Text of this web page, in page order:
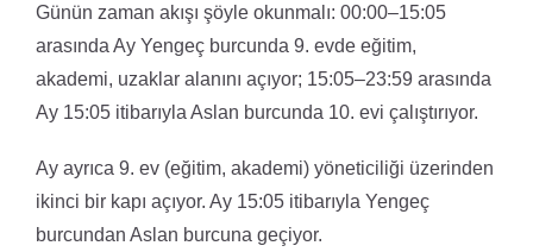
Günün zaman akışı şöyle okunmalı: 00:00–15:05
arasında Ay Yengeç burcunda 9. evde eğitim,
akademi, uzaklar alanını açıyor; 15:05–23:59 arasında
Ay 15:05 itibarıyla Aslan burcunda 10. evi çalıştırıyor.
Ay ayrıca 9. ev (eğitim, akademi) yöneticiliği üzerinden
ikinci bir kapı açıyor. Ay 15:05 itibarıyla Yengeç
burcundan Aslan burcuna geçiyor.